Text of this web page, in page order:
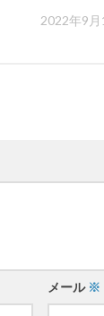
2022年9月
メール ※